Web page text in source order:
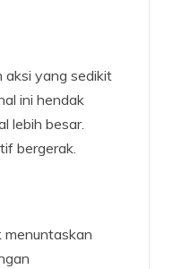
aksi yang sedikit
ini hendak
lebih besar.
bergerak.
menuntaskan